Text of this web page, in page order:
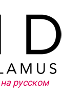
русском